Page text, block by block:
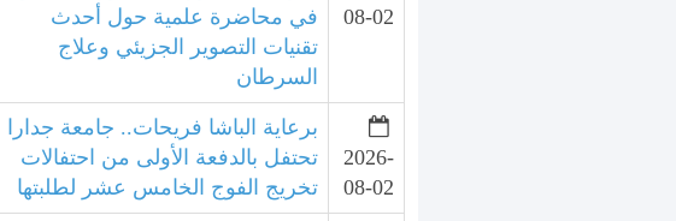
في محاضرة علمية حول أحدث
تقنيات التصوير الجزيئي وعلاج
السرطان
08-02
برعاية الباشا فريحات.. جامعة جدارا
تحتفل بالدفعة الأولى من احتفالات
تخريج الفوج الخامس عشر لطلبتها
2026-
08-02